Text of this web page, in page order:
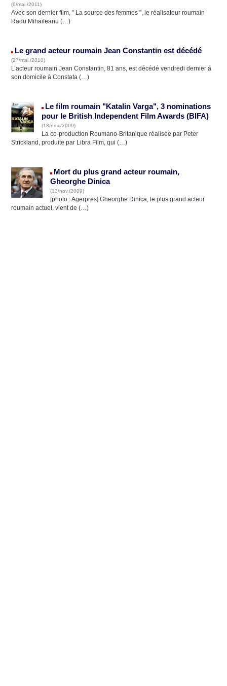
(6/mai./2011)
Avec son dernier film, " La source des femmes ", le réalisateur roumain
Radu Mihaileanu (…)
Le grand acteur roumain Jean Constantin est décédé
(27/mai./2010)
L’acteur roumain Jean Constantin, 81 ans, est décédé vendredi dernier à
son domicile à Constata (…)
Le film roumain "Katalin Varga", 3 nominations
pour le British Independent Film Awards (BIFA)
(18/nov./2009)
La co-production Roumano-Britanique réalisée par Peter
Strickland, produite par Libra Film, qui (…)
Mort du plus grand acteur roumain,
Gheorghe Dinica
(13/nov./2009)
[photo : Agerpres] Gheorghe Dinica, le plus grand acteur
roumain actuel, vient de (…)